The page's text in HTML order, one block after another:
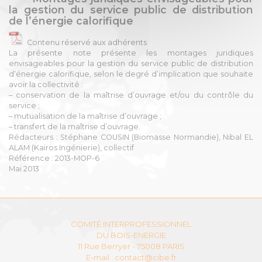
la gestion du service public de distribution
de l’énergie calorifique
Contenu réservé aux adhérents
La présente note présente les montages juridiques
envisageables pour la gestion du service public de distribution
d’énergie calorifique, selon le degré d’implication que souhaite
avoir la collectivité :
– conservation de la maîtrise d’ouvrage et/ou du contrôle du
service ;
– mutualisation de la maîtrise d’ouvrage ;
– transfert de la maîtrise d’ouvrage.
Rédacteurs : Stéphane COUSIN (Biomasse Normandie), Nibal EL
ALAM (Kairos Ingénierie), collectif
Référence : 2013-MOP-6
Mai 2013
COMITÉ INTERPROFESSIONNEL
DU BOIS-ENERGIE
11 Rue Berryer - 75008 PARIS
E-mail : contact@cibe.fr